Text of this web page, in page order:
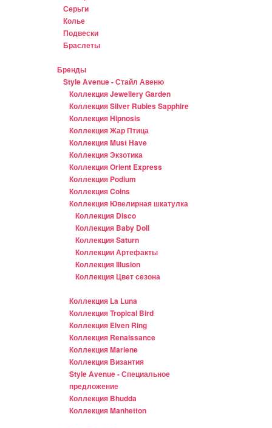
Серьги
Колье
Подвески
Браслеты
Бренды
Style Avenue - Стайл Авеню
Коллекция Jewellery Garden
Коллекция Silver Rubies Sapphire
Коллекция Hipnosis
Коллекция Жар Птица
Коллекция Must Have
Коллекция Экзотика
Коллекция Orient Express
Коллекция Podium
Коллекция Coins
Коллекция Ювелирная шкатулка
Коллекция Disco
Коллекция Baby Doll
Коллекция Saturn
Коллекции Артефакты
Коллекция Illusion
Коллекция Цвет сезона
Коллекция La Luna
Коллекция Tropical Bird
Коллекция Elven Ring
Коллекция Renaissance
Коллекция Marlene
Коллекция Византия
Style Avenue - Специальное
предложение
Коллекция Bhudda
Коллекция Manhetton